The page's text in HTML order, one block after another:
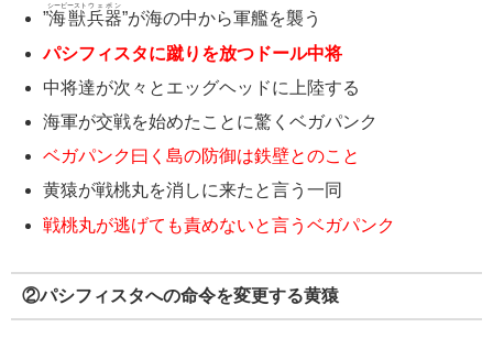
”海獣
シービースト
兵器
ウェポン
”が海の中から軍艦を襲う
パシフィスタに蹴りを放つドール中将
中将達が次々とエッグヘッドに上陸する
海軍が交戦を始めたことに驚くベガパンク
ベガパンク曰く島の防御は鉄壁とのこと
黄猿が戦桃丸を消しに来たと言う一同
戦桃丸が逃げても責めないと言うベガパンク
②パシフィスタへの命令を変更する黄猿